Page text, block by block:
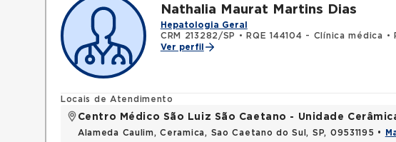
Nathalia Maurat Martins Dias
Hepatologia Geral
CRM 213282/SP
• RQE 144104 - Clínica médica •
Ver perfil
Locais de Atendimento
Centro Médico São Luiz São Caetano - Unidade
Alameda Caulim, Ceramica, Sao Caetano do Sul, SP, 09531195 •